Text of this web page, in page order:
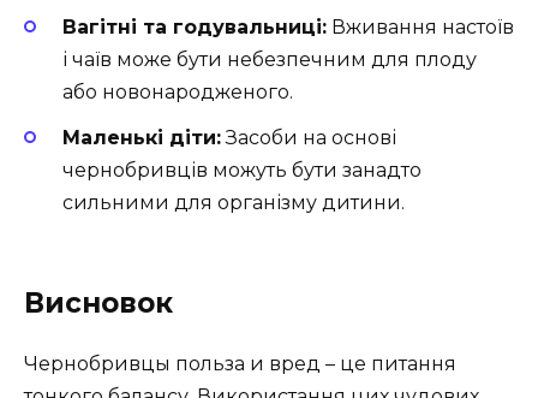
Вагітні та годувальниці: Вживання настоїв
і чаїв може бути небезпечним для плоду
або новонародженого.
Маленькі діти:Засоби на основі
чернобривців можуть бути занадто
сильними для організму дитини.
Висновок
Чернобривцы польза и вред – це питання